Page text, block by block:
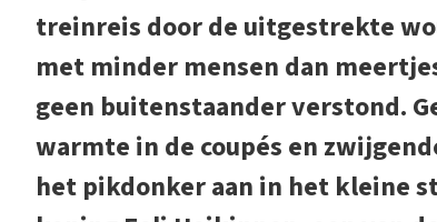
treinreis door de uitgestrekte
met minder mensen dan
geen buitenstaander verstond.
warmte in de coupés en
het pikdonker aan in het kleine